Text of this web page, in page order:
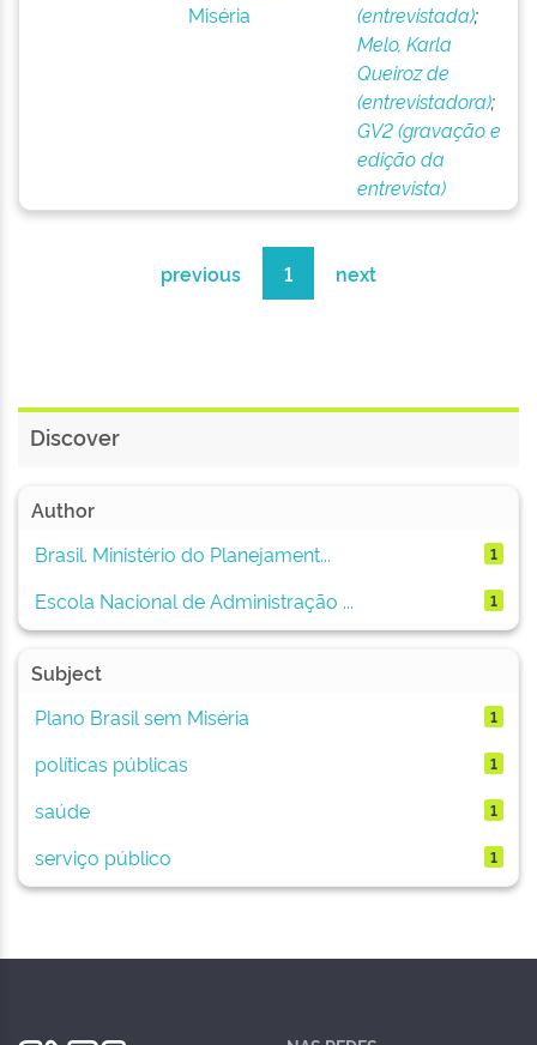
Miséria
(entrevistada);
Melo, Karla
Queiroz de
(entrevistadora);
GV2 (gravação e
edição da
entrevista)
previous 1 next
Discover
Author
Brasil. Ministério do Planejament...
1
Escola Nacional de Administração ... 1
Subject
Plano Brasil sem Miséria
1
políticas públicas 1
saúde 1
serviço público 1